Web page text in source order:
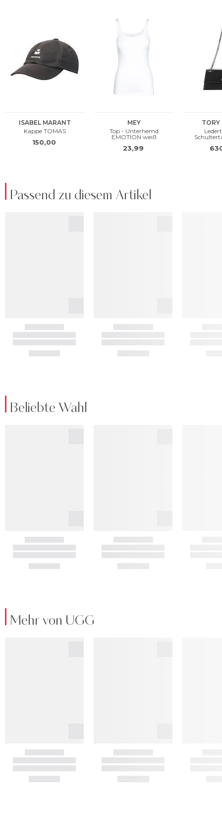
Passend zu diesem Artikel
Beliebte Wahl
Mehr von UGG